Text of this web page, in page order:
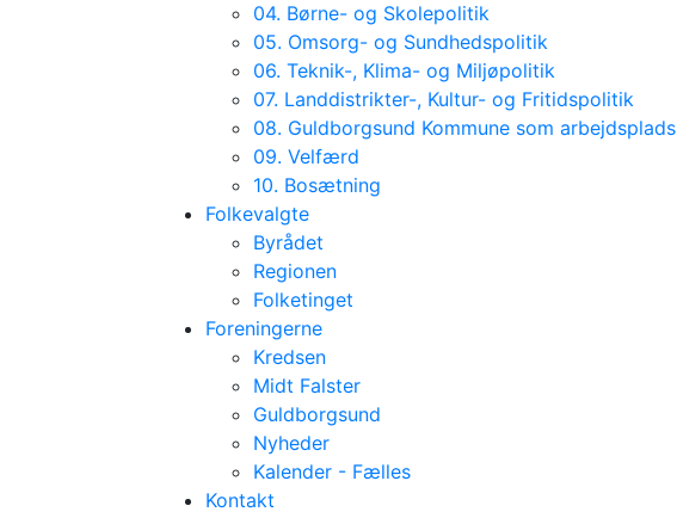
04. Børne- og Skolepolitik
05. Omsorg- og Sundhedspolitik
06. Teknik-, Klima- og Miljøpolitik
07. Landdistrikter-, Kultur- og Fritidspolitik
08. Guldborgsund Kommune som arbejdsplads
09. Velfærd
10. Bosætning
Folkevalgte
Byrådet
Regionen
Folketinget
Foreningerne
Kredsen
Midt Falster
Guldborgsund
Nyheder
Kalender - Fælles
Kontakt